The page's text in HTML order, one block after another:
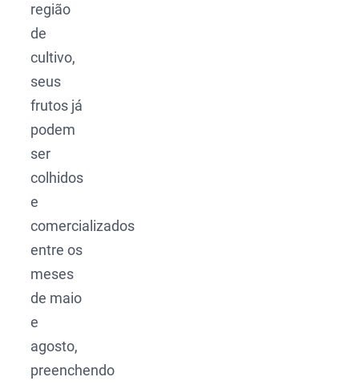
região
de
cultivo,
seus
frutos já
podem
ser
colhidos
e
comercializados
entre os
meses
de maio
e
agosto,
preenchendo